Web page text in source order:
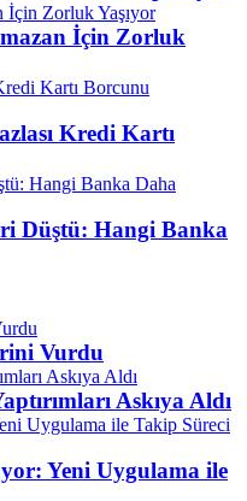
İçin Zorluk
Kredi Kartı
Düştü: Hangi Banka
Vurdu
Askıya Aldı
Yeni Uygulama ile